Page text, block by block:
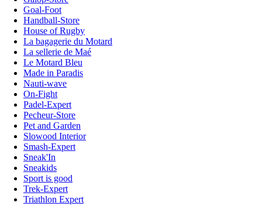
Goal-Foot
Handball-Store
House of Rugby
La bagagerie du Motard
La sellerie de Maé
Le Motard Bleu
Made in Paradis
Nauti-wave
On-Fight
Padel-Expert
Pecheur-Store
Pet and Garden
Slowood Interior
Smash-Expert
Sneak'In
Sneakids
Sport is good
Trek-Expert
Triathlon Expert